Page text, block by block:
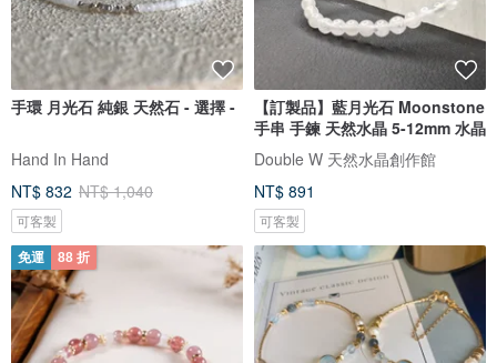
手環 月光石 純銀 天然石 - 選擇 -
Hand In Hand
NT$ 832 NT$ 1,040
可客製
【訂製品】藍月光石 Moonstone
手串 手鍊 天然水晶 5-12mm 水晶
Double W 天然水晶創作館
NT$ 891
可客製
免運 88 折